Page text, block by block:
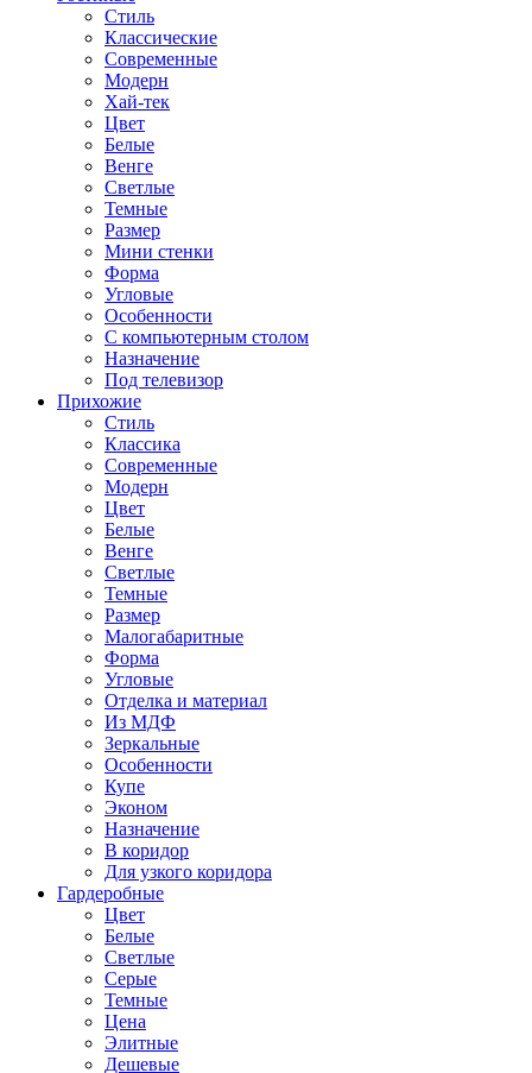
Стиль
Классические
Современные
Модерн
Хай-тек
Цвет
Белые
Венге
Светлые
Темные
Размер
Мини стенки
Форма
Угловые
Особенности
С компьютерным столом
Назначение
Под телевизор
Прихожие
Стиль
Классика
Современные
Модерн
Цвет
Белые
Венге
Светлые
Темные
Размер
Малогабаритные
Форма
Угловые
Отделка и материал
Из МДФ
Зеркальные
Особенности
Купе
Эконом
Назначение
В коридор
Для узкого коридора
Гардеробные
Цвет
Белые
Светлые
Серые
Темные
Цена
Элитные
Дешевые